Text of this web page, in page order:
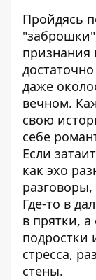
Пройдясь
признания
даже
вечном.
свою
себе
Если
как эхо
Где-то в
в прятки,
подростки
стресса,
стены.